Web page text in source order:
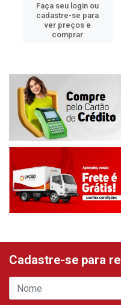
Faça seu login ou
cadastre-se para
ver preços e
comprar
Cadastre-se para